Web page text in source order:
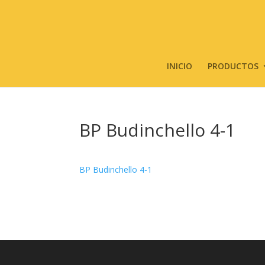
INICIO PRODUCTOS
BP Budinchello 4-1
BP Budinchello 4-1